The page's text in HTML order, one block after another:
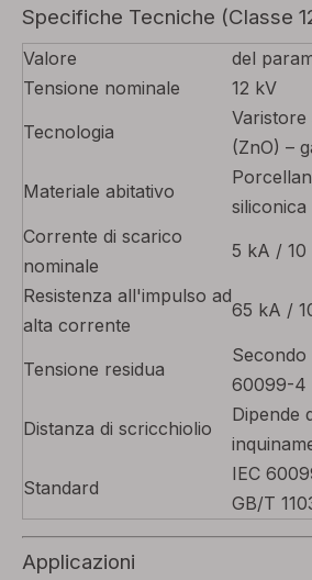
Specifiche Tecniche (Classe
Valore
del
Tensione nominale
12 kV
Tecnologia
Varistore
(ZnO) –
Materiale abitativo
Corrente di scarico
nominale
5 kA / 10
Resistenza all'impulso ad
alta corrente
65 kA /
Tensione residua
Secondo
60099-4
Distanza di scricchiolio
Dipende
Standard
IEC
GB/T
Applicazioni